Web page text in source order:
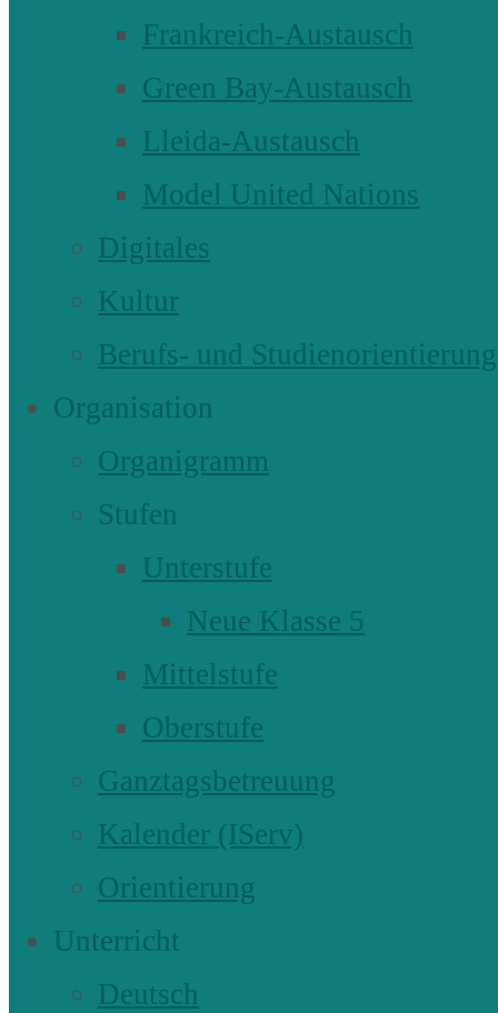
Frankreich-Austausch
Green Bay-Austausch
Lleida-Austausch
Model United Nations
Digitales
Kultur
Berufs- und Studienorientierung
Organisation
Organigramm
Stufen
Unterstufe
Neue Klasse 5
Mittelstufe
Oberstufe
Ganztagsbetreuung
Kalender (IServ)
Orientierung
Unterricht
Deutsch